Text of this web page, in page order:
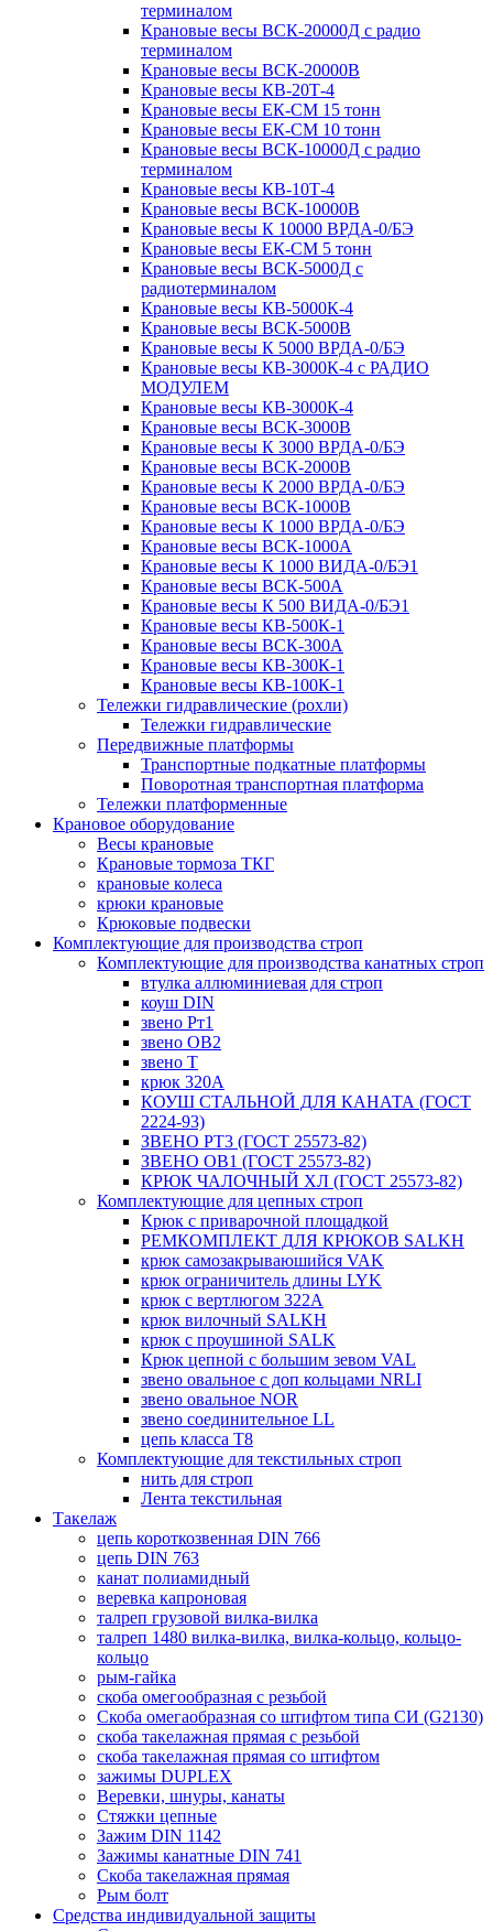
терминалом
Крановые весы ВСК-20000Д с радио
терминалом
Крановые весы ВСК-20000В
Крановые весы КВ-20Т-4
Крановые весы ЕК-СМ 15 тонн
Крановые весы ЕК-СМ 10 тонн
Крановые весы ВСК-10000Д с радио
терминалом
Крановые весы КВ-10Т-4
Крановые весы ВСК-10000В
Крановые весы К 10000 ВРДА-0/БЭ
Крановые весы ЕК-СМ 5 тонн
Крановые весы ВСК-5000Д с
радиотерминалом
Крановые весы КВ-5000К-4
Крановые весы ВСК-5000В
Крановые весы К 5000 ВРДА-0/БЭ
Крановые весы КВ-3000К-4 с РАДИО
МОДУЛЕМ
Крановые весы КВ-3000К-4
Крановые весы ВСК-3000В
Крановые весы К 3000 ВРДА-0/БЭ
Крановые весы ВСК-2000В
Крановые весы К 2000 ВРДА-0/БЭ
Крановые весы ВСК-1000В
Крановые весы К 1000 ВРДА-0/БЭ
Крановые весы ВСК-1000А
Крановые весы К 1000 ВИДА-0/БЭ1
Крановые весы ВСК-500А
Крановые весы К 500 ВИДА-0/БЭ1
Крановые весы КВ-500К-1
Крановые весы ВСК-300А
Крановые весы КВ-300К-1
Крановые весы КВ-100К-1
Тележки гидравлические (рохли)
Тележки гидравлические
Передвижные платформы
Транспортные подкатные платформы
Поворотная транспортная платформа
Тележки платформенные
Крановое оборудование
Весы крановые
Крановые тормоза ТКГ
крановые колеса
крюки крановые
Крюковые подвески
Комплектующие для производства строп
Комплектующие для производства канатных строп
втулка аллюминиевая для строп
коуш DIN
звено Рт1
звено ОВ2
звено Т
крюк 320А
КОУШ СТАЛЬНОЙ ДЛЯ КАНАТА (ГОСТ
2224-93)
ЗВЕНО РТ3 (ГОСТ 25573-82)
ЗВЕНО ОВ1 (ГОСТ 25573-82)
КРЮК ЧАЛОЧНЫЙ ХЛ (ГОСТ 25573-82)
Комплектующие для цепных строп
Крюк с приварочной площадкой
РЕМКОМПЛЕКТ ДЛЯ КРЮКОВ SALKH
крюк самозакрываюшийся VAK
крюк ограничитель длины LYK
крюк с вертлюгом 322A
крюк вилочный SALKH
крюк с проушиной SALK
Крюк цепной с большим зевом VAL
звено овальное с доп кольцами NRLI
звено овальное NOR
звено соединительное LL
цепь класса Т8
Комплектующие для текстильных строп
нить для строп
Лента текстильная
Такелаж
цепь короткозвенная DIN 766
цепь DIN 763
канат полиамидный
веревка капроновая
талреп грузовой вилка-вилка
талреп 1480 вилка-вилка, вилка-кольцо, кольцо-
кольцо
рым-гайка
скоба омегообразная с резьбой
Скоба омегаобразная со штифтом типа СИ (G2130)
скоба такелажная прямая с резьбой
скоба такелажная прямая со штифтом
зажимы DUPLEX
Веревки, шнуры, канаты
Стяжки цепные
Зажим DIN 1142
Зажимы канатные DIN 741
Скоба такелажная прямая
Рым болт
Средства индивидуальной защиты